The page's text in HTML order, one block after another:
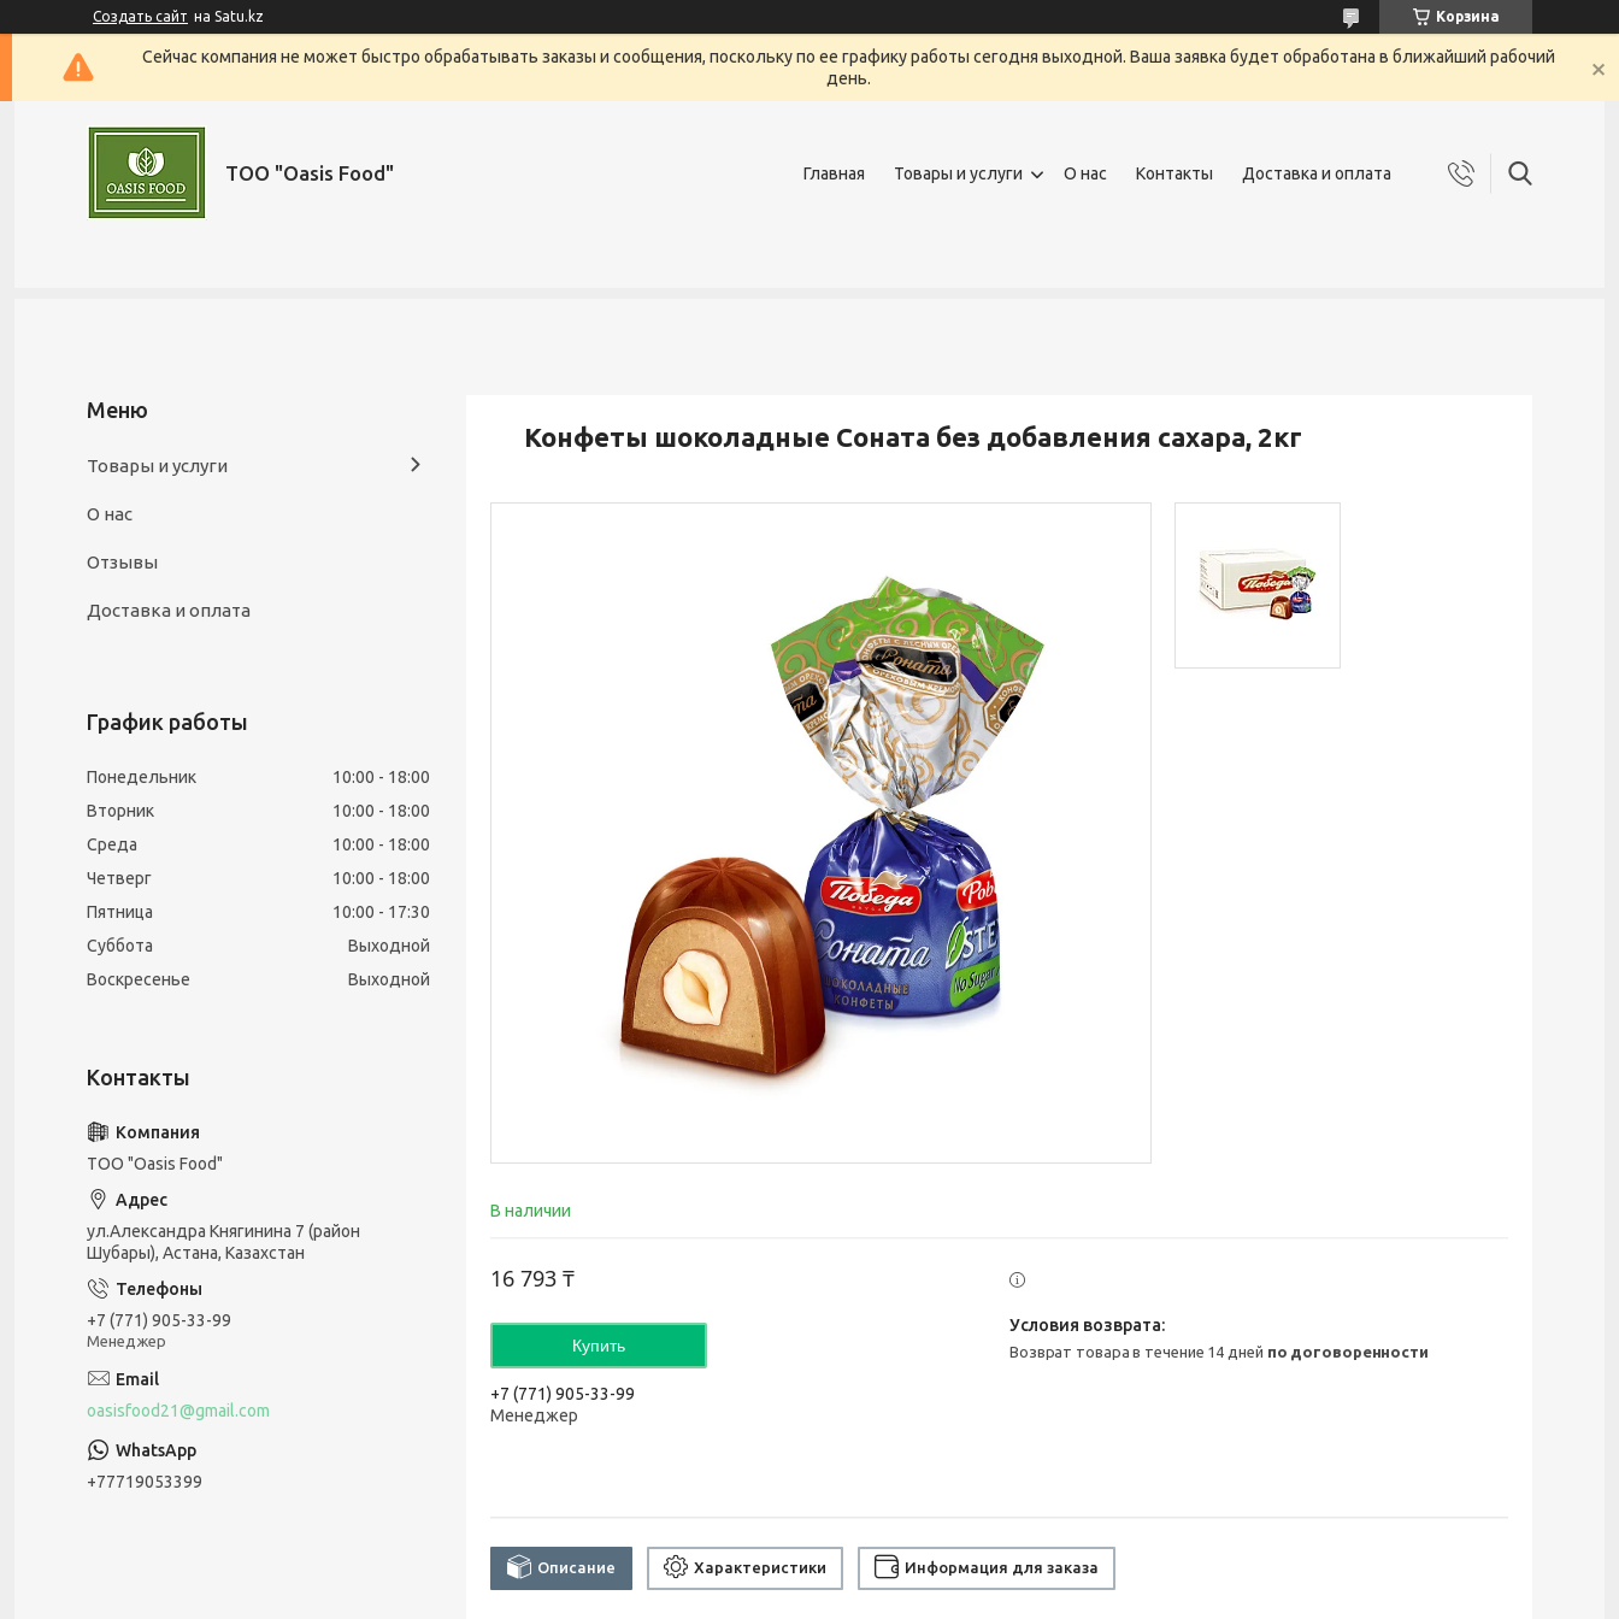
Создать сайт на Satu.kz Корзина
Сейчас компания не может быстро обрабатывать заказы и сообщения, поскольку по ее графику работы сегодня выходной. Ваша заявка будет обработана в ближайший рабочий
день.
ТОО "Oasis Food" Главная Товары и услуги О нас Контакты Доставка и оплата
Конфеты шоколадные Соната без добавления сахара, 2кг
В наличии
16 793 ₸
Купить
+7 (771) 905-33-99
Менеджер
возврат товара в течение 14 дней по договоренности
Описание Характеристики Информация для заказа
Товары и услуги
О нас
Отзывы
Доставка и оплата
График работы
Понедельник 10:00
18:00
Вторник
10:00
18:00
Среда
10:00
18:00
Четверг
10:00
18:00
Пятница
10:00
17:30
Суббота
Выходной
Воскресенье
Выходной
ТОО "Oasis Food"
ул.Александра Княгинина 7 (район
Шубары), Астана, Казахстан
+7 (771) 905-33-99
Менеджер
oasisfood21@gmail.com
+77719053399